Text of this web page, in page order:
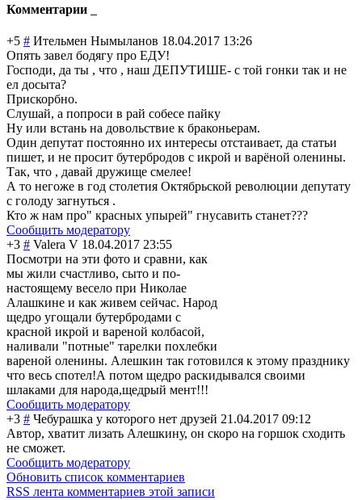
Комментарии
+5 # Ительмен Нымыланов 18.04.2017 13:26
Опять завел бодягу про ЕДУ!
Господи, да ты , что , наш ДЕПУТИШЕ- с той гонки так и не
ел досыта?
Прискорбно.
Слушай, а попроси в рай собесе пайку
Ну или встань на довольствие к браконьерам.
Один депутат постоянно их интересы отстаивает, да статьи
пишет, и не просит бутербродов с икрой и варёной оленины.
Так, что , давай дружище смелее!
А то негоже в год столетия Октябрьской революции депутату
с голоду загнуться .
Кто ж нам про" красных упырей" гнусавить станет???
Сообщить модератору
+3 # Valera V 18.04.2017 23:55
Посмотри на эти фото и сравни, как
мы жили счастливо, сыто и по-
настоящему весело при Николае
Алашкине и как живем сейчас. Народ
щедро угощали бутербродами с
красной икрой и вареной колбасой,
наливали "потные" тарелки похлебки
вареной оленины. Aлешкин так готовился к этому празднику
что весь спотел!А потом щедро раскидывался своими
шлаками для народа,щедрый мент!!!
Сообщить модератору
+3 # Чебурашка у которого нет друзей 21.04.2017 09:12
Автор, хватит лизать Алешкину, он скоро на горшок сходить
не сможет.
Сообщить модератору
Обновить список комментариев
RSS лента комментариев этой записи